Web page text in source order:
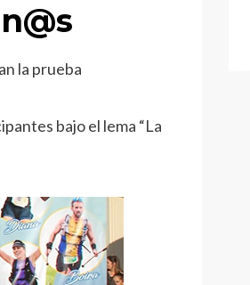
la prueba
bajo el lema “La